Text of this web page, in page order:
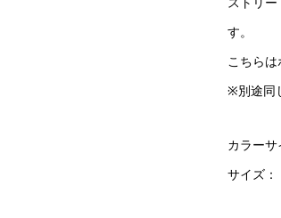
す。
こちらは
※別途同
カラーサ
サイズ